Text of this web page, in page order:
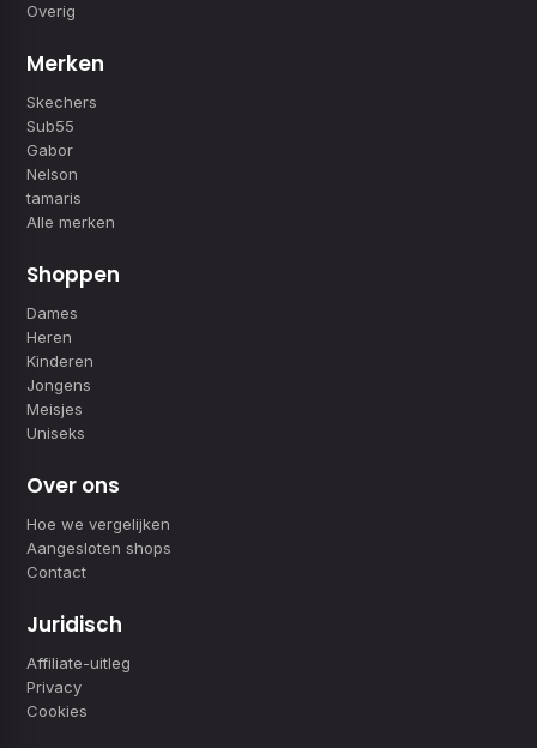
Overig
Merken
Skechers
Sub55
Gabor
Nelson
tamaris
Alle merken
Shoppen
Dames
Heren
Kinderen
Jongens
Meisjes
Uniseks
Over ons
Hoe we vergelijken
Aangesloten shops
Contact
Juridisch
Affiliate-uitleg
Privacy
Cookies